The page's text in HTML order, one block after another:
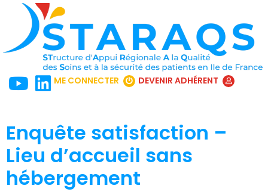
ME CONNECTER DEVENIR ADHÉRENT
Enquête satisfaction –
Lieu d’accueil sans
hébergement